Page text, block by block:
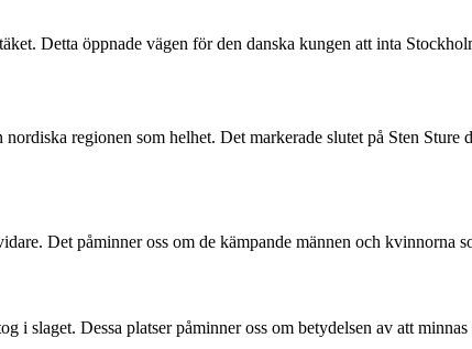
Detta öppnade vägen för den danska kungen att inta
regionen som helhet. Det markerade slutet på Sten Sture
Det påminner oss om de kämpande männen och kvinnorna
i slaget. Dessa platser påminner oss om betydelsen av att